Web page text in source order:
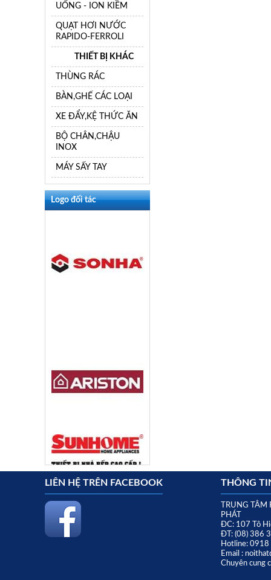
UỐNG - ION KIỀM
QUẠT HƠI NƯỚC
RAPIDO-FERROLI
THIẾT BỊ KHÁC
THÙNG RÁC
BÀN,GHẾ CÁC LOẠI
XE ĐẨY,KỆ THỨC ĂN
BỘ CHÂN,CHẬU
INOX
MÁY SẤY TAY
Logo đối tác
LIÊN HỆ TRÊN FACEBOOK THÔNG
TRUNG
PHÁT
ĐC: 107 Tô
ĐT: (08) 386
Hotline:
Email :
Chuyên cung